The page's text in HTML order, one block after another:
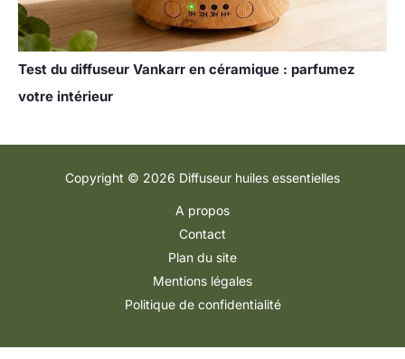
Test du diffuseur Vankarr en céramique : parfumez
votre intérieur
Copyright © 2026 Diffuseur huiles essentielles
A propos
Contact
Plan du site
Mentions légales
Politique de confidentialité